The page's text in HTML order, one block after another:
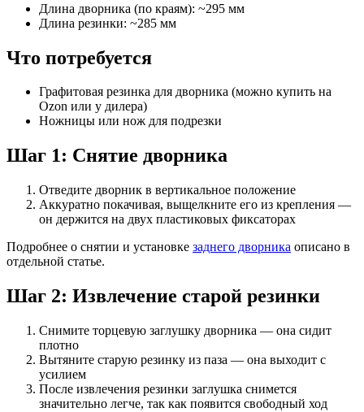
Длина дворника (по краям): ~295 мм
Длина резинки: ~285 мм
Что потребуется
Графитовая резинка для дворника (можно купить на
Ozon или у дилера)
Ножницы или нож для подрезки
Шаг 1: Снятие дворника
Отведите дворник в вертикальное положение
Аккуратно покачивая, выщелкните его из крепления —
он держится на двух пластиковых фиксаторах
Подробнее о снятии и установке заднего дворника описано в
отдельной статье.
Шаг 2: Извлечение старой резинки
Снимите торцевую заглушку дворника — она сидит
плотно
Вытяните старую резинку из паза — она выходит с
усилием
После извлечения резинки заглушка снимется
значительно легче, так как появится свободный ход